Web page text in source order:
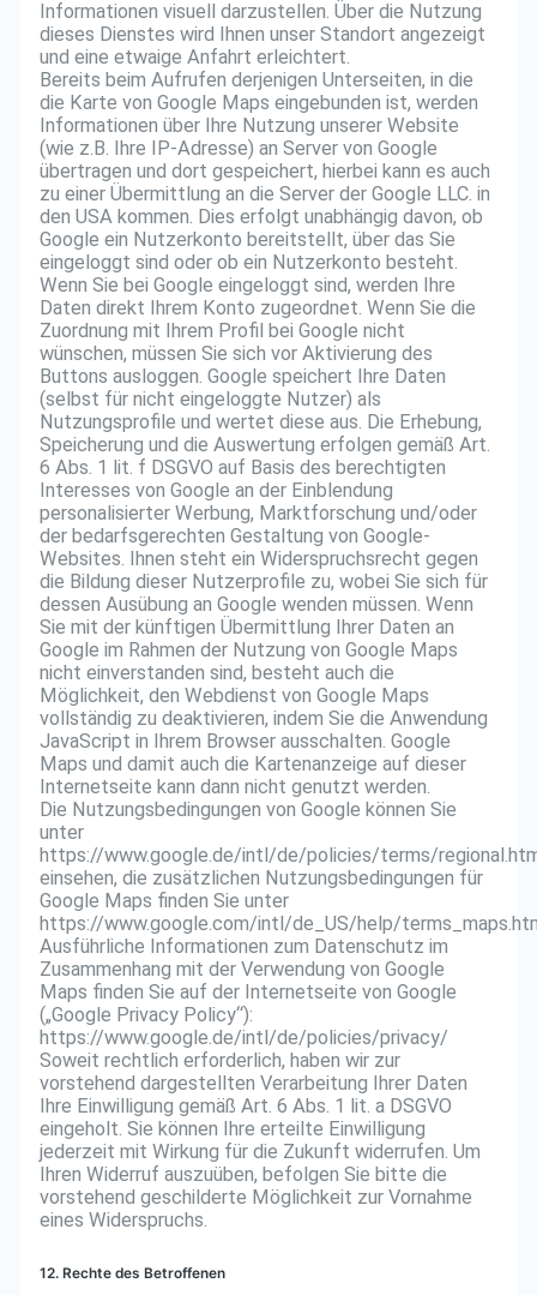
Informationen visuell darzustellen. Über die Nutzung
dieses Dienstes wird Ihnen unser Standort angezeigt
und eine etwaige Anfahrt erleichtert.
Bereits beim Aufrufen derjenigen Unterseiten, in die
die Karte von Google Maps eingebunden ist, werden
Informationen über Ihre Nutzung unserer Website
(wie z.B. Ihre IP-Adresse) an Server von Google
übertragen und dort gespeichert, hierbei kann es auch
zu einer Übermittlung an die Server der Google LLC. in
den USA kommen. Dies erfolgt unabhängig davon, ob
Google ein Nutzerkonto bereitstellt, über das Sie
eingeloggt sind oder ob ein Nutzerkonto besteht.
Wenn Sie bei Google eingeloggt sind, werden Ihre
Daten direkt Ihrem Konto zugeordnet. Wenn Sie die
Zuordnung mit Ihrem Profil bei Google nicht
wünschen, müssen Sie sich vor Aktivierung des
Buttons ausloggen. Google speichert Ihre Daten
(selbst für nicht eingeloggte Nutzer) als
Nutzungsprofile und wertet diese aus. Die Erhebung,
Speicherung und die Auswertung erfolgen gemäß Art.
6 Abs. 1 lit. f DSGVO auf Basis des berechtigten
Interesses von Google an der Einblendung
personalisierter Werbung, Marktforschung und/oder
der bedarfsgerechten Gestaltung von Google-
Websites. Ihnen steht ein Widerspruchsrecht gegen
die Bildung dieser Nutzerprofile zu, wobei Sie sich für
dessen Ausübung an Google wenden müssen. Wenn
Sie mit der künftigen Übermittlung Ihrer Daten an
Google im Rahmen der Nutzung von Google Maps
nicht einverstanden sind, besteht auch die
Möglichkeit, den Webdienst von Google Maps
vollständig zu deaktivieren, indem Sie die Anwendung
JavaScript in Ihrem Browser ausschalten. Google
Maps und damit auch die Kartenanzeige auf dieser
Internetseite kann dann nicht genutzt werden.
Die Nutzungsbedingungen von Google können Sie
unter
https://www.google.de/intl/de/policies/terms/
einsehen, die zusätzlichen Nutzungsbedingungen für
Google Maps finden Sie unter
https://www.google.com/intl/de_US/help/
Ausführliche Informationen zum Datenschutz im
Zusammenhang mit der Verwendung von Google
Maps finden Sie auf der Internetseite von Google
(„Google Privacy Policy“):
https://www.google.de/intl/de/policies/privacy/
Soweit rechtlich erforderlich, haben wir zur
vorstehend dargestellten Verarbeitung Ihrer Daten
Ihre Einwilligung gemäß Art. 6 Abs. 1 lit. a DSGVO
eingeholt. Sie können Ihre erteilte Einwilligung
jederzeit mit Wirkung für die Zukunft widerrufen. Um
Ihren Widerruf auszuüben, befolgen Sie bitte die
vorstehend geschilderte Möglichkeit zur Vornahme
eines Widerspruchs.
12. Rechte des Betroffenen